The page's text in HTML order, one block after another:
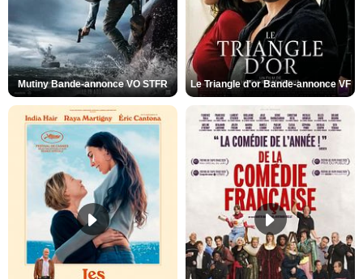
Mutiny Bande-annonce VO STFR Le Triangle d'or Bande-annonce VF